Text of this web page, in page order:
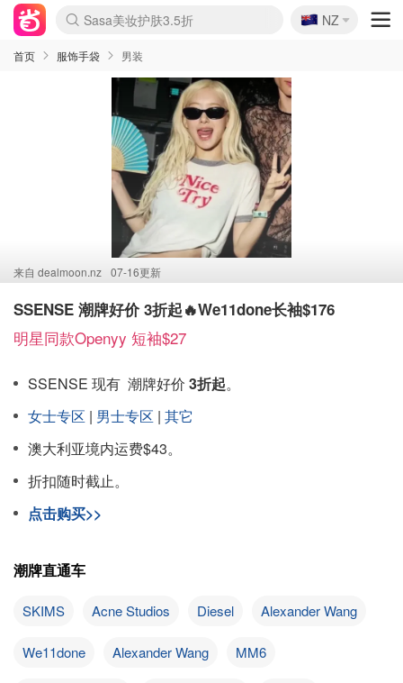
lululemon折扣上新
Sasa美妆护肤3.5折
SSENSE年中2.5折
FreshBeauty好价汇总
Cettire降价+叠9折
WWS Coles超市实拍
viagogo二手票捡漏
Myer超级周末
The Outnet奢牌1折起
David Jones 3折起
Flannels大牌1折
Perfumes Club护肤1折
AMIRO面罩$251
Amazon折扣汇总
eToro入金$200送$50
Amazon数码好物
ICONIC本周7.5折
ThedoubleF高奢地板价
Moose Knuckles 6折
丝芙兰5折起
EUFY摄像头$98
Selenichast首饰2折
Trip机票酒店促销
YSL送5件彩妆礼
Amazon家居好物
Amazon美妆护肤
雅漾大喷$8
过敏原检测盒$33
伊索独家赠50ml沐浴露
科颜氏高保湿面霜$29
SEALIFE海洋馆门票6折
丝塔芙大白罐$16
订阅Newsletter送香薰
Cult Beauty 6.8折
Harrods圣诞日历$525
LN-CC奢牌私促3折
d'Alba空姐喷雾$16
EVE LOM套装£56
Bernardelli独家4折
Adore Beauty 6折起
CT圣诞日历
Mytheresa奢品2.7折
Luxury Escapes 9折
Currentbody美容仪$881
MOON Garden Live
Roborock扫地机$649
Tingo Life水杯$24
Valentino官网5折
CR洗护套装$23
修丽可4件套$159
Myer彩妆2件7折
GANNI官网4.5折
Stylevana韩妆4折
Tessabit高奢8.5折
OGX洗发水$11
Amazon阿德莱德次日达
卡诗8.5折+赠礼
Philips Hue灯具8折
🇳🇿
NZ
首页 服饰手袋 男装
来自 dealmoon.nz 07-16更新
SSENSE 潮牌好价 3折起🔥We11done长袖$176
明星同款Openyy 短袖$27
SSENSE 现有 潮牌好价 3折起。
女士专区 | 男士专区 | 其它
澳大利亚境内运费$43。
折扣随时截止。
点击购买>>
潮牌直通车
SKIMS Acne Studios Diesel Alexander Wang
We11done Alexander Wang MM6